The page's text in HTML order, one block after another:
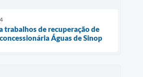
trabalhos de recuperação de
Águas de Sinop